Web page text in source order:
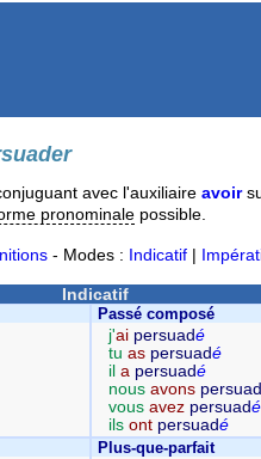
avec l'auxiliaire avoir
pronominale possible.
- Modes : Indicatif |
Indicatif
Passé composé
j'ai persuadé
tu as persuadé
il a persuadé
nous avons persuad
vous avez persuadé
ils ont persuadé
Plus-que-parfait